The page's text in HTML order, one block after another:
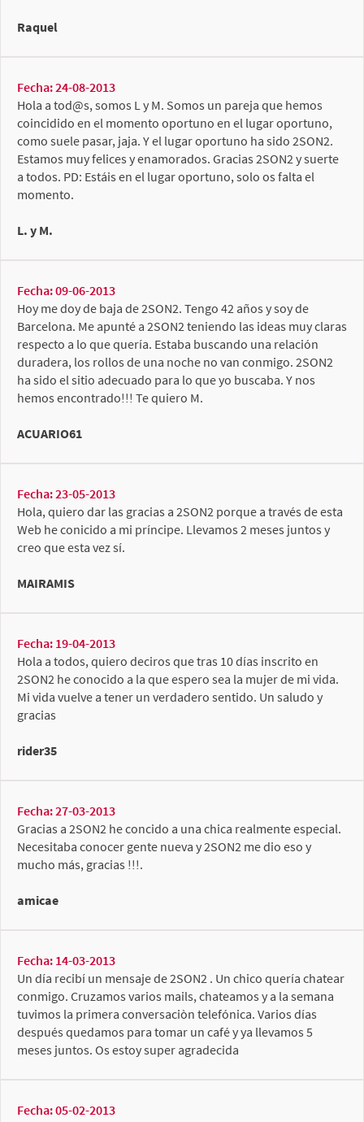
Raquel
Fecha: 24-08-2013
Hola a tod@s, somos L y M. Somos un pareja que hemos
coincidido en el momento oportuno en el lugar oportuno,
como suele pasar, jaja. Y el lugar oportuno ha sido 2SON2.
Estamos muy felices y enamorados. Gracias 2SON2 y suerte
a todos. PD: Estáis en el lugar oportuno, solo os falta el
momento.
L. y M.
Fecha: 09-06-2013
Hoy me doy de baja de 2SON2. Tengo 42 años y soy de
Barcelona. Me apunté a 2SON2 teniendo las ideas muy claras
respecto a lo que quería. Estaba buscando una relación
duradera, los rollos de una noche no van conmigo. 2SON2
ha sido el sitio adecuado para lo que yo buscaba. Y nos
hemos encontrado!!! Te quiero M.
ACUARIO61
Fecha: 23-05-2013
Hola, quiero dar las gracias a 2SON2 porque a través de esta
Web he conicido a mi príncipe. Llevamos 2 meses juntos y
creo que esta vez sí.
MAIRAMIS
Fecha: 19-04-2013
Hola a todos, quiero deciros que tras 10 días inscrito en
2SON2 he conocido a la que espero sea la mujer de mi vida.
Mi vida vuelve a tener un verdadero sentido. Un saludo y
gracias
rider35
Fecha: 27-03-2013
Gracias a 2SON2 he concido a una chica realmente especial.
Necesitaba conocer gente nueva y 2SON2 me dio eso y
mucho más, gracias !!!.
amicae
Fecha: 14-03-2013
Un día recibí un mensaje de 2SON2 . Un chico quería chatear
conmigo. Cruzamos varios mails, chateamos y a la semana
tuvimos la primera conversaciòn telefónica. Varios días
después quedamos para tomar un café y ya llevamos 5
meses juntos. Os estoy super agradecida
Fecha: 05-02-2013